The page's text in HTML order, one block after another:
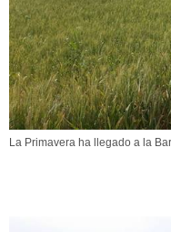
La Primavera ha llegado a la